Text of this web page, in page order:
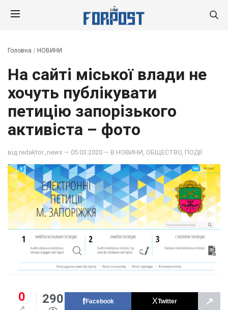
Головна / НОВИНИ
На сайті міської влади не
хочуть публікувати
петицію запорізького
активіста – фото
від redaktor_news — 05.03.2020 — В НОВИНИ ОБЩЕСТВО ПОДІЇ
0 290 Facebook Twitter ↗